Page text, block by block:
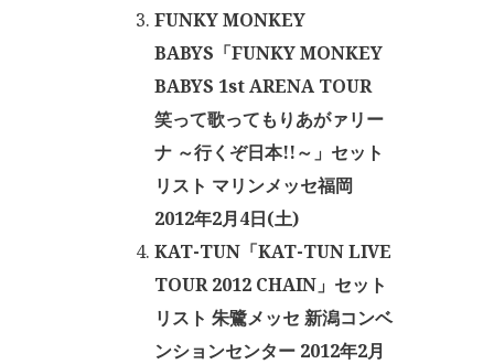
FUNKY MONKEY
BABYS「FUNKY MONKEY
BABYS 1st ARENA TOUR
笑って歌ってもりあがァリー
ナ ～行くぞ日本!!～」セット
リスト マリンメッセ福岡
2012年2月4日(土)
KAT-TUN「KAT-TUN LIVE
TOUR 2012 CHAIN」セット
リスト 朱鷺メッセ 新潟コンベ
ンションセンター 2012年2月